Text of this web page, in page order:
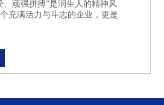
、顽强拼搏”是润生人的精神风
充满活力与斗志的企业，更是